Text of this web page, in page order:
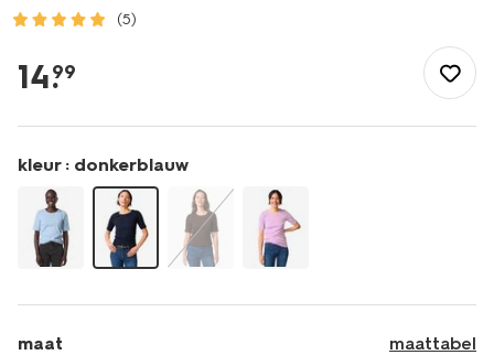
(5)
tops/basics/dames-
t-
clara-
regular-
fit-
36310725.html
14.
99
kleur : donkerblauw
maat maattabel